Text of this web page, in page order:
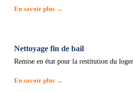
En savoir plus →
Nettoyage fin de bail
Remise en état pour la restitution du
En savoir plus →